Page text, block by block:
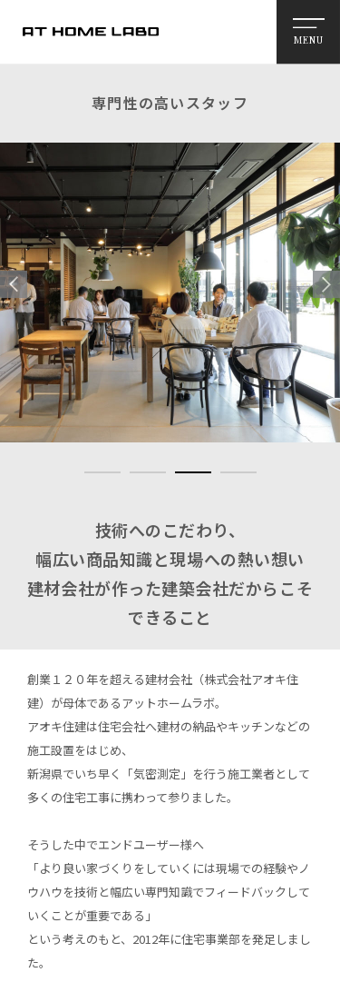
MENU
専門性の高いスタッフ
技術へのこだわり、
幅広い商品知識と現場への熱い想い
建材会社が作った建築会社だからこそ
できること
創業１２０年を超える建材会社（株式会社アオキ住
建）が母体であるアットホームラボ。
アオキ住建は住宅会社へ建材の納品やキッチンなどの
施工設置をはじめ、
新潟県でいち早く「気密測定」を行う施工業者として
多くの住宅工事に携わって参りました。
そうした中でエンドユーザー様へ
「より良い家づくりをしていくには現場での経験やノ
ウハウを技術と幅広い専門知識でフィードバックして
いくことが重要である」
という考えのもと、2012年に住宅事業部を発足しまし
た。